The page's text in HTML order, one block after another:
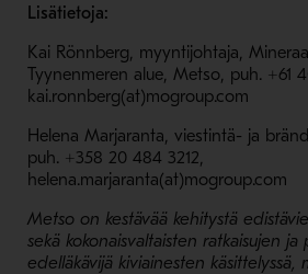
Lisätietoja:
Kai Rönnberg, myyntijohtaja,
Tyynenmeren alue, Metso, puh. +61
kai.ronnberg(at)mogroup.com
Helena Marjaranta, viestintä- ja
puh. +358 20 484 3212,
helena.marjaranta(at)mogroup.com
Metso on kestävää kehitystä
sekä kokonaisvaltaisten ratkaisujen ja
edelläkävijä kiviainesten käsittelyssä,